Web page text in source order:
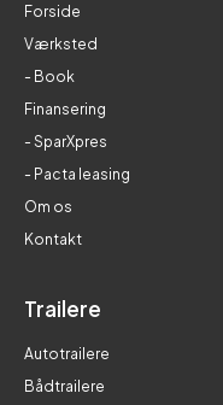
Forside
Værksted
- Book
Finansering
- SparXpres
- Pacta leasing
Om os
Kontakt
Trailere
Autotrailere
Bådtrailere